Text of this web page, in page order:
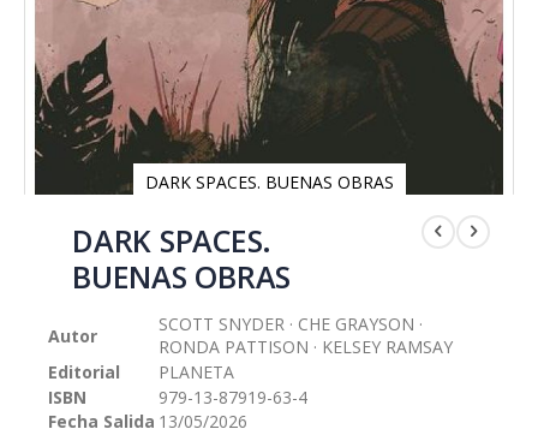
DARK SPACES. BUENAS OBRAS
comienzo
imágenes
DARK SPACES.
BUENAS OBRAS
Autor
SCOTT SNYDER · CHE GRAYSON ·
RONDA PATTISON · KELSEY RAMSAY
Editorial
PLANETA
ISBN
979-13-87919-63-4
Fecha Salida 13/05/2026